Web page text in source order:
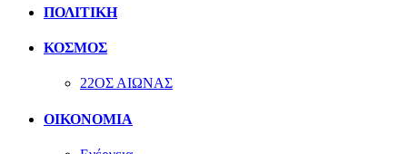
ΠΟΛΙΤΙΚΗ
ΚΟΣΜΟΣ
22ΟΣ ΑΙΩΝΑΣ
ΟΙΚΟΝΟΜΙΑ